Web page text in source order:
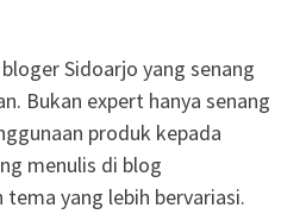
Sidoarjo yang senang
Bukan expert hanya senang
produk kepada
menulis di blog
yang lebih bervariasi.